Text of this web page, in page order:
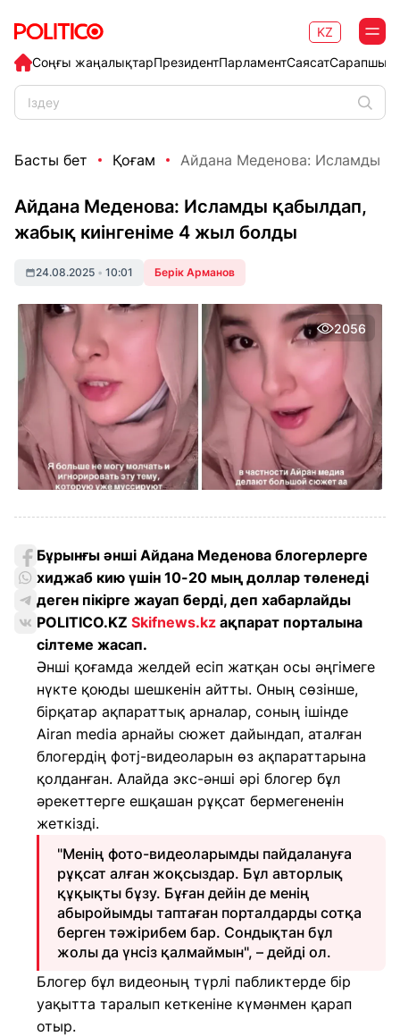
Соңғы жаңалықтарПрезидентПарламентСаясат
KZ
Басты бет Қоғам Айдана Меденова: Исламды
Айдана Меденова: Исламды қабылдап,
жабық киінгеніме 4 жыл болды
24.08.2025 • 10:01 Берік Арманов
2056
Бұрынғы әнші Айдана Меденова блогерлерге
хиджаб кию үшін 10-20 мың доллар төленеді
деген пікірге жауап берді, деп хабарлайды
POLITICO.KZ Skifnews.kz ақпарат порталына
сілтеме жасап.
Әнші қоғамда желдей есіп жатқан осы әңгімеге
нүкте қоюды шешкенін айтты. Оның сөзінше,
бірқатар ақпараттық арналар, соның ішінде
Airan media арнайы сюжет дайындап, аталған
блогердің фотj-видеоларын өз ақпараттарына
қолданған. Алайда экс-әнші әрі блогер бұл
әрекеттерге ешқашан рұқсат бермегененін
жеткізді.
"Менің фото-видеоларымды пайдалануға
рұқсат алған жоқсыздар. Бұл авторлық
құқықты бұзу. Бұған дейін де менің
абыройымды таптаған порталдарды сотқа
берген тәжірибем бар. Сондықтан бұл
жолы да үнсіз қалмаймын", – дейді ол.
Блогер бұл видеоның түрлі пабликтерде бір
уақытта таралып кеткеніне күмәнмен қарап
отыр.